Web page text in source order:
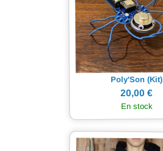
Poly'Son (Kit)
20,00 €
En stock